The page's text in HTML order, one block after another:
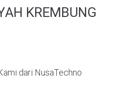
KREMBUNG
dari NusaTechno